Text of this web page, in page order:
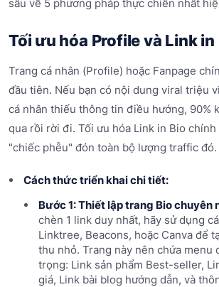
sâu về 5 phương pháp thực chiến nhất
Tối ưu hóa Profile và Link in
Trang cá nhân (Profile) hoặc Fanpage
đầu tiên. Nếu bạn có nội dung viral triệu
cá nhân thiếu thông tin điều hướng, 90%
qua rồi rời đi. Tối ưu hóa Link in Bio chính
"chiếc phễu" đón toàn bộ lượng traffic đó.
Cách thức triển khai chi tiết:
Bước 1: Thiết lập trang Bio chuyên
chèn 1 link duy nhất, hãy sử dụng
Linktree, Beacons, hoặc Canva để
thu nhỏ. Trang này nên chứa menu
trọng: Link sản phẩm Best-seller,
giá, Link bài blog hướng dẫn, và